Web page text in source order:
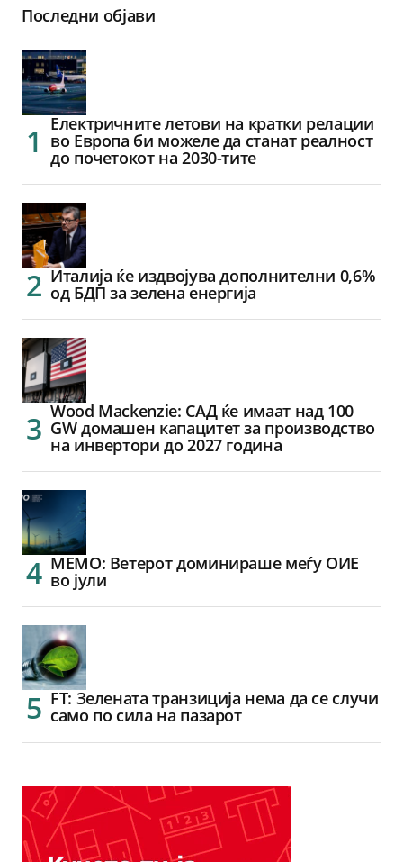
Последни објави
Електричните летови на кратки релации
во Европа би можеле да станат реалност
до почетокот на 2030-тите
Италија ќе издвојува дополнителни 0,6%
од БДП за зелена енергија
Wood Mackenzie: САД ќе имаат над 100
GW домашен капацитет за производство
на инвертори до 2027 година
МЕМО: Ветерот доминираше меѓу ОИЕ
во јули
FT: Зелената транзиција нема да се случи
само по сила на пазарот